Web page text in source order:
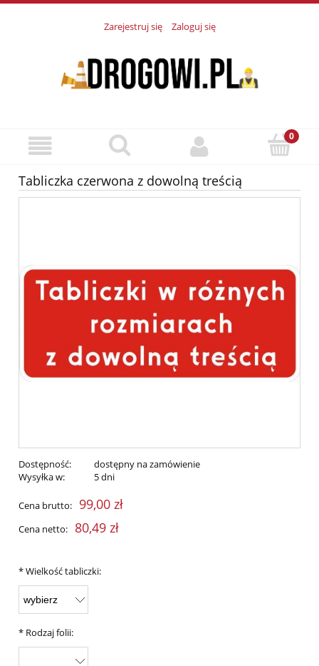
Zarejestruj się Zaloguj się
Tabliczka czerwona z dowolną treścią
Dostępność:
dostępny na zamówienie
Wysyłka w:
5 dni
Cena brutto: 99,00 zł
Cena netto: 80,49 zł
*Wielkość tabliczki:
* Rodzaj folii: